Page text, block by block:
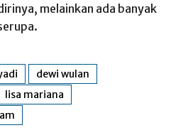
melainkan ada banyak
dewi wulan
lisa mariana